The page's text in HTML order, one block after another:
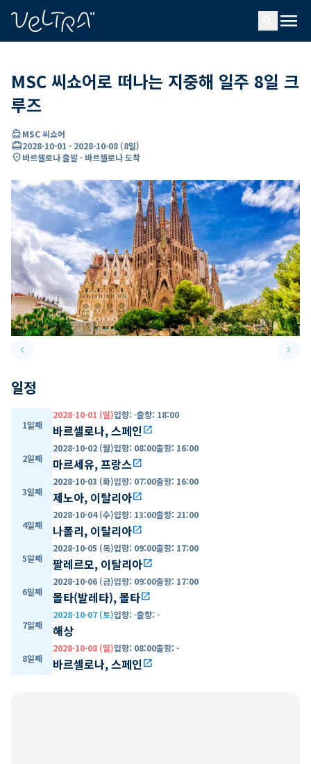
menu
MSC 씨쇼어로 떠나는 지중해 일주 8일 크
루즈
directions_boatMSC 씨쇼어
card_travel2028-10-01 - 2028-10-08 (8일)
location_on바르셀로나 출발 - 바르셀로나 도착
keyboard_arrow_leftPrevious slide keyboard_arrow_right
일정
1일째
2028-10-01 (일)입항: -출항: 18:00
바르셀로나, 스페인open_in_new
2일째
2028-10-02 (월)입항: 08:00출항: 16:00
마르세유, 프랑스open_in_new
3일째
2028-10-03 (화)입항: 07:00출항: 16:00
제노아, 이탈리아open_in_new
4일째
2028-10-04 (수)입항: 13:00출항: 21:00
나폴리, 이탈리아open_in_new
5일째
2028-10-05 (목)입항: 09:00출항: 17:00
팔레르모, 이탈리아open_in_new
6일째
2028-10-06 (금)입항: 09:00출항: 17:00
몰타(발레타), 몰타open_in_new
7일째
2028-10-07 (토)입항: -출항: -
해상
8일째
2028-10-08 (일)입항: 08:00출항: -
바르셀로나, 스페인open_in_new